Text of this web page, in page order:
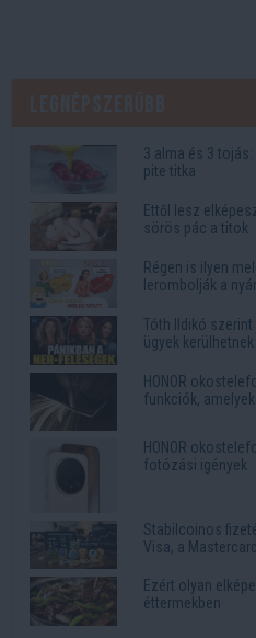
3 alma és 3
pite titka
Ettől lesz
sörös pác a titok
Régen is ilyen
lerombolják a
Tóth Ildikó szerint
ügyek kerülhetnek
HONOR
funkciók,
HONOR
fotózási igények
Stabilcoinos
Visa, a
Ezért olyan
éttermekben